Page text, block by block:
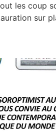
les coup
sur